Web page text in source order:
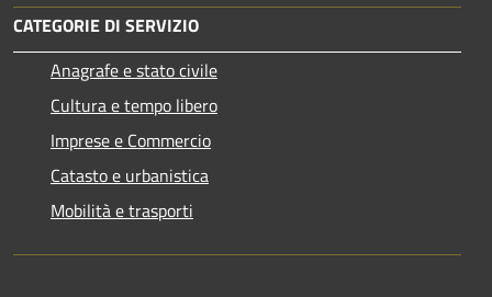
CATEGORIE DI SERVIZIO
Anagrafe e stato civile
Cultura e tempo libero
Imprese e Commercio
Catasto e urbanistica
Mobilità e trasporti